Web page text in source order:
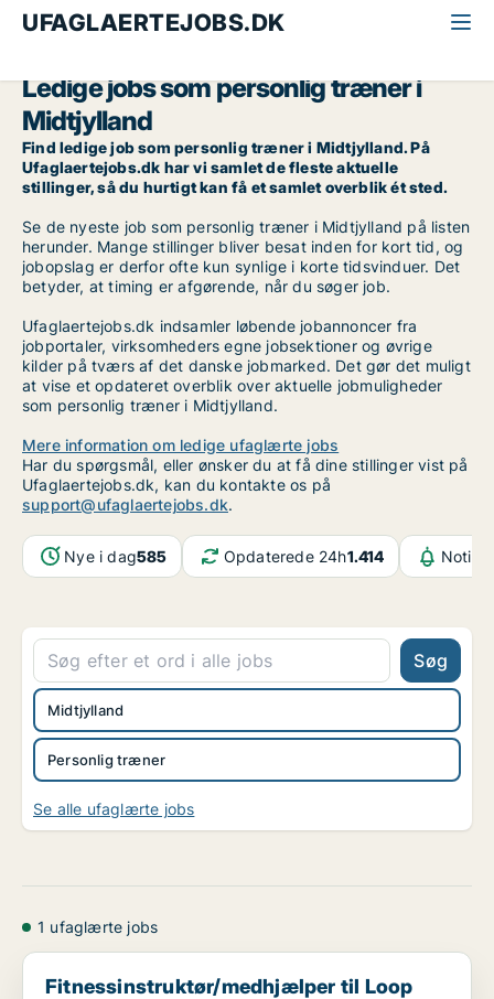
UFAGLAERTEJOBS.DK
Ledige jobs som personlig træner i
Midtjylland
Find ledige job som personlig træner i Midtjylland. På
Ufaglaertejobs.dk har vi samlet de fleste aktuelle
stillinger, så du hurtigt kan få et samlet overblik ét sted.
Se de nyeste job som personlig træner i Midtjylland på listen
herunder. Mange stillinger bliver besat inden for kort tid, og
jobopslag er derfor ofte kun synlige i korte tidsvinduer. Det
betyder, at timing er afgørende, når du søger job.
Ufaglaertejobs.dk indsamler løbende jobannoncer fra
jobportaler, virksomheders egne jobsektioner og øvrige
kilder på tværs af det danske jobmarked. Det gør det muligt
at vise et opdateret overblik over aktuelle jobmuligheder
som personlig træner i Midtjylland.
Mere information om ledige ufaglærte jobs
Har du spørgsmål, eller ønsker du at få dine stillinger vist på
Ufaglaertejobs.dk, kan du kontakte os på
support@ufaglaertejobs.dk.
Nye i dag585 Opdaterede 24h1.414
Søg
Personlig træner
Midtjylland
Se alle ufaglærte jobs
1 ufaglærte jobs
Fitnessinstruktør/medhjælper til Loop Fitness Hørn...
Fitnessinstruktør/medhjælper til Loop